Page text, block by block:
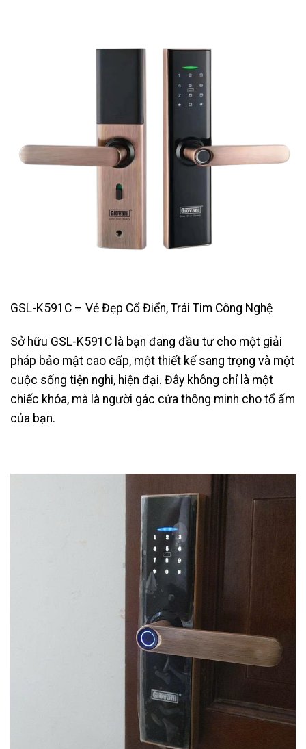
GSL-K591C – Vẻ Đẹp Cổ Điển, Trái Tim Công Nghệ
Sở hữu GSL-K591C là bạn đang đầu tư cho một giải
pháp bảo mật cao cấp, một thiết kế sang trọng và một
cuộc sống tiện nghi, hiện đại. Đây không chỉ là một
chiếc khóa, mà là người gác cửa thông minh cho tổ ấm
của bạn.